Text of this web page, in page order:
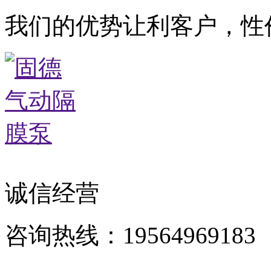
我们的优势让利客户，
诚信经营
咨询热线：19564969183